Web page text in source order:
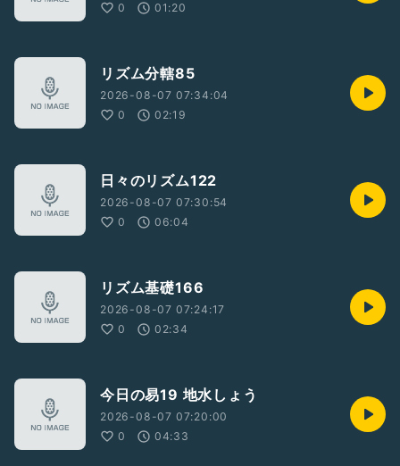
0
01:20
リズム分轄85
2026-08-07 07:34:04
0
02:19
日々のリズム122
2026-08-07 07:30:54
0
06:04
リズム基礎166
2026-08-07 07:24:17
0
02:34
今日の易19 地水しょう
2026-08-07 07:20:00
0
04:33